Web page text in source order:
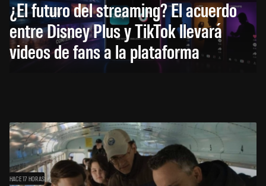
¿El futuro del streaming? El acuerdo
entre Disney Plus y TikTok llevará
videos de fans a la plataforma
HACE 17 HORAS